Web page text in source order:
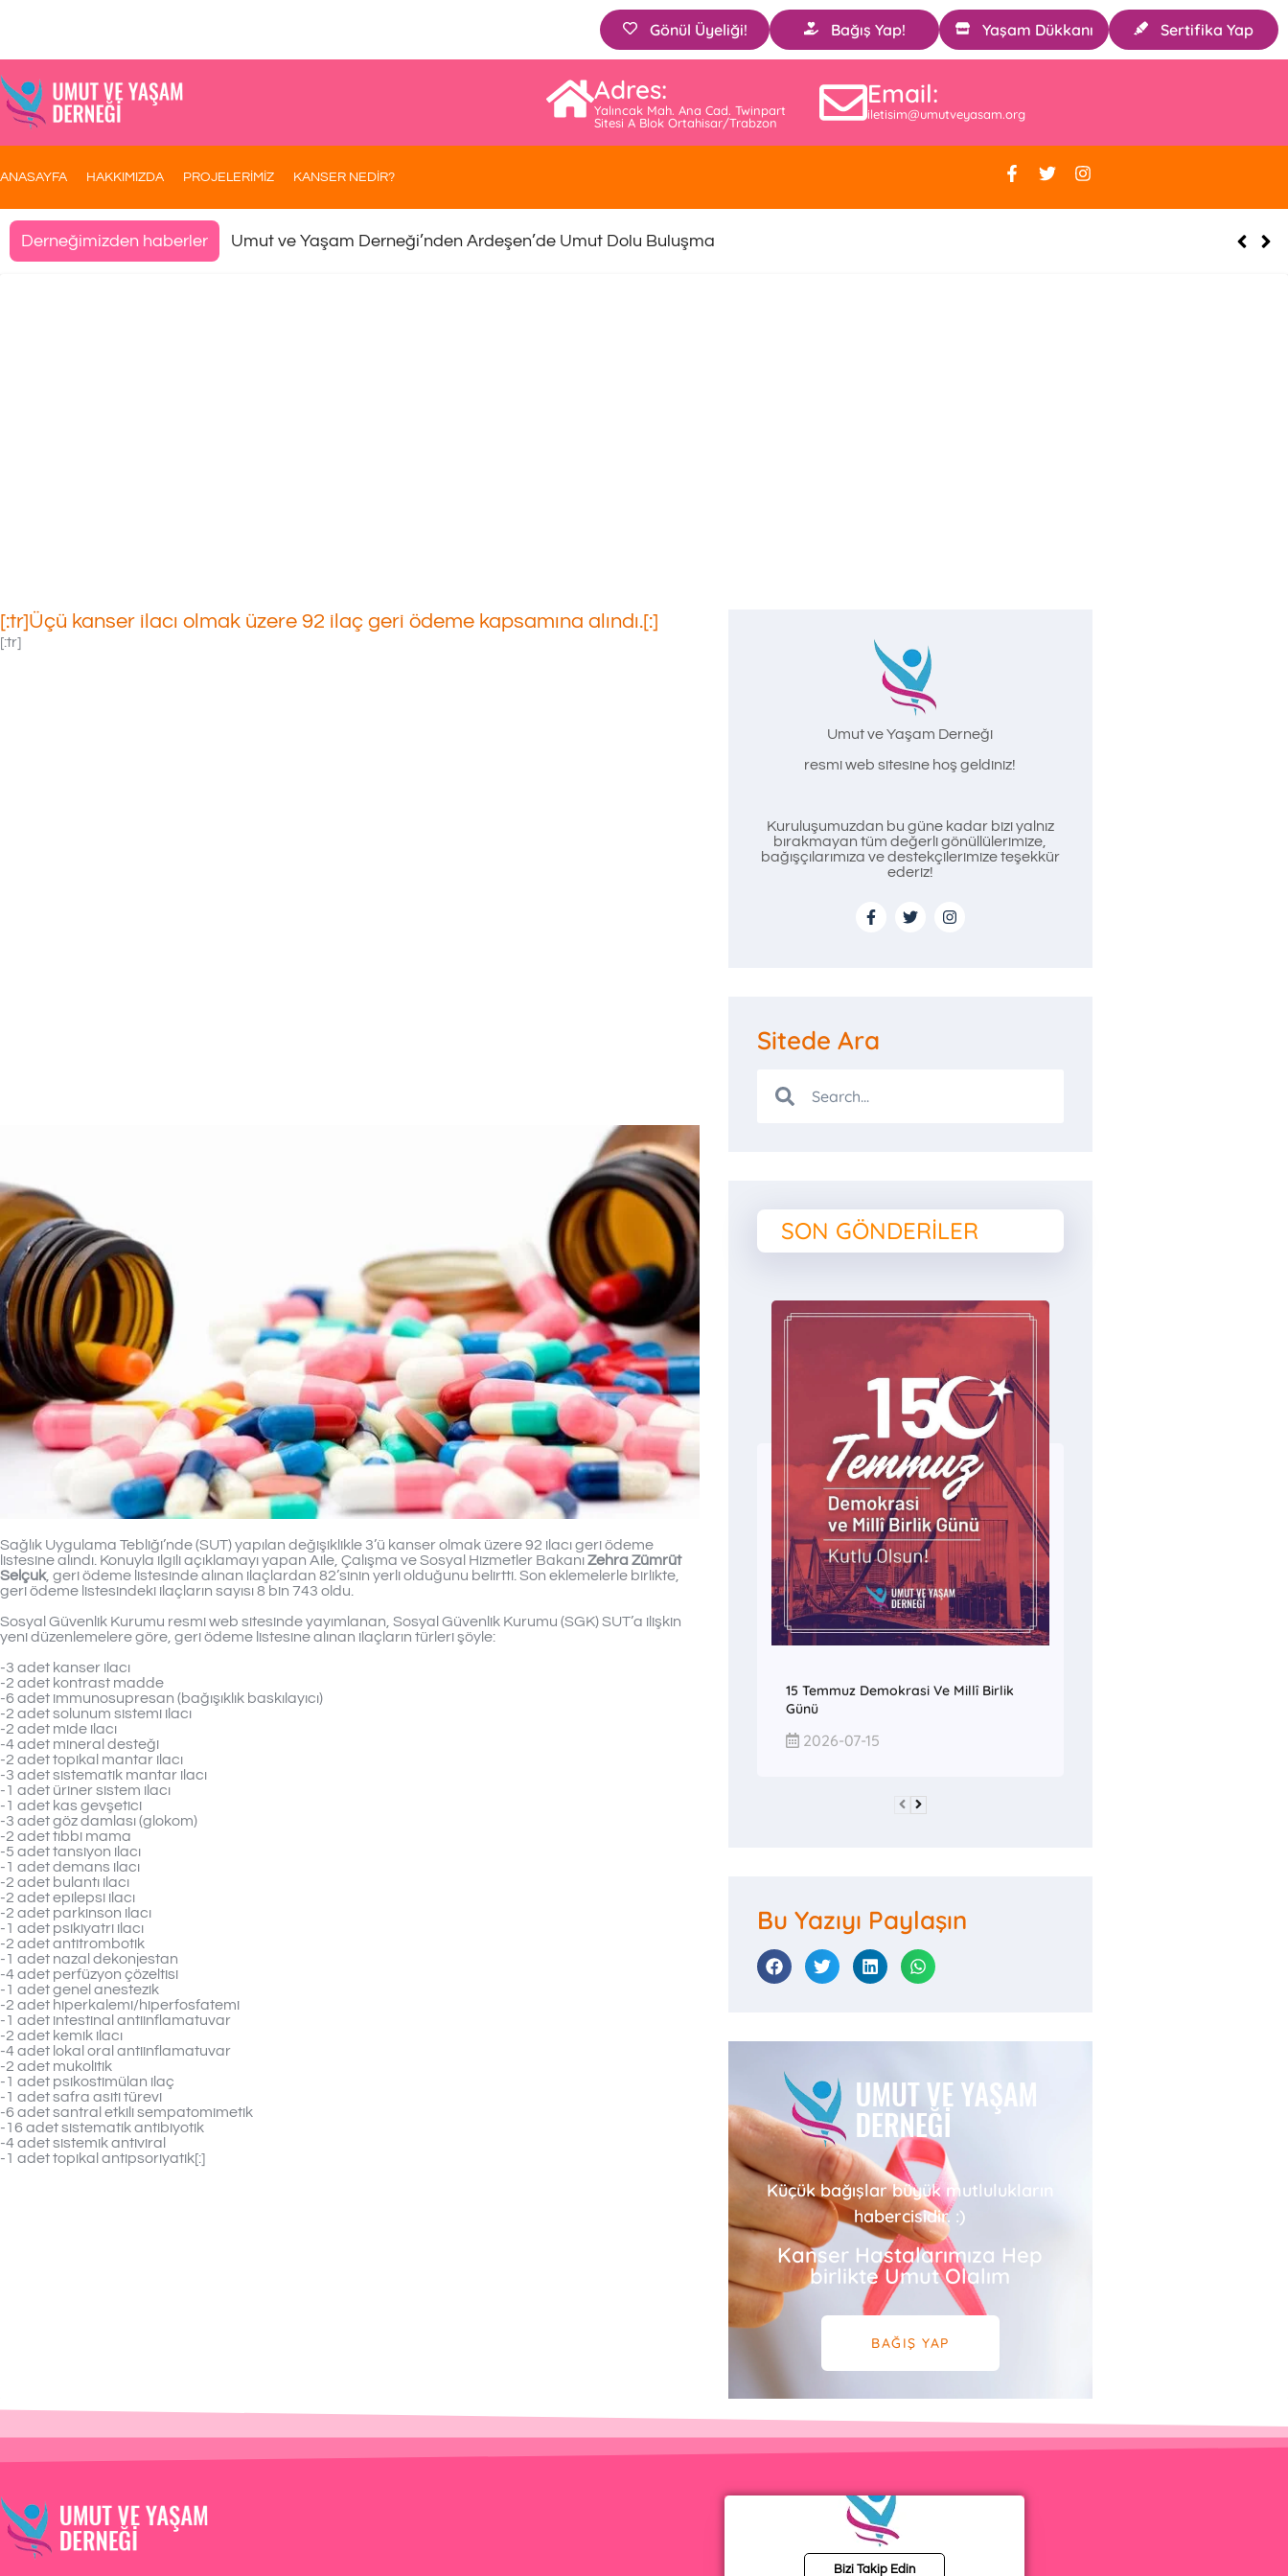
Sertifika Yap
Yaşam Dükkanı
Bağış Yap!
Gönül Üyeliği!
Adres:
Yalıncak Mah. Ana Cad. Twinpart
Sitesi A Blok Ortahisar/Trabzon
Email:
iletisim@umutveyasam.org
ANASAYFA HAKKIMIZDA PROJELERİMİZ KANSER NEDİR?
Derneğimizden haberler Umut ve Yaşam Derneği’nden Ardeşen’de Umut Dolu Buluşma
[:tr]Üçü kanser ilacı olmak üzere 92 ilaç geri ödeme kapsamına alındı.[:]
[:tr]
Sağlık Uygulama Tebliği’nde (SUT) yapılan değişiklikle 3’ü kanser olmak üzere 92 ilacı geri ödeme
listesine alındı. Konuyla ilgili açıklamayı yapan Aile, Çalışma ve Sosyal Hizmetler BakanıZehra Zümrüt
Selçuk, geri ödeme listesinde alınan ilaçlardan 82’sinin yerli olduğunu belirtti. Son eklemelerle birlikte,
geri ödeme listesindeki ilaçların sayısı 8 bin 743 oldu.
Sosyal Güvenlik Kurumu resmi web sitesinde yayımlanan, Sosyal Güvenlik Kurumu (SGK) SUT’a ilişkin
yeni düzenlemelere göre, geri ödeme listesine alınan ilaçların türleri şöyle:
-3 adet kanser ilacı
-2 adet kontrast madde
-6 adet immunosupresan (bağışıklık baskılayıcı)
-2 adet solunum sistemi ilacı
-2 adet mide ilacı
-4 adet mineral desteği
-2 adet topikal mantar ilacı
-3 adet sistematik mantar ilacı
-1 adet üriner sistem ilacı
-1 adet kas gevşetici
-3 adet göz damlası (glokom)
-2 adet tıbbi mama
-5 adet tansiyon ilacı
-1 adet demans ilacı
-2 adet bulantı ilacı
-2 adet epilepsi ilacı
-2 adet parkinson ilacı
-1 adet psikiyatri ilacı
-2 adet antitrombotik
-1 adet nazal dekonjestan
-4 adet perfüzyon çözeltisi
-1 adet genel anestezik
-2 adet hiperkalemi/hiperfosfatemi
-1 adet intestinal antiinflamatuvar
-2 adet kemik ilacı
-4 adet lokal oral antiinflamatuvar
-2 adet mukolitik
-1 adet psikostimülan ilaç
-1 adet safra asiti türevi
-6 adet santral etkili sempatomimetik
-16 adet sistematik antibiyotik
-4 adet sistemik antiviral
-1 adet topikal antipsoriyatik[:]
Umut ve Yaşam Derneği
resmi web sitesine hoş geldiniz!
Kuruluşumuzdan bu güne kadar bizi yalnız
bırakmayan tüm değerli gönüllülerimize,
bağışçılarımıza ve destekçilerimize teşekkür
ederiz!
Sitede Ara
SON GÖNDERILER
15 Temmuz Demokrasi Ve Millî Birlik
Günü
2026-07-15
Bu Yazıyı Paylaşın
Küçük bağışlar büyük mutlulukların
habercisidir. :)
Kanser Hastalarımıza Hep
birlikte Umut Olalım
BAĞIŞ YAP
Bizi Takip Edin